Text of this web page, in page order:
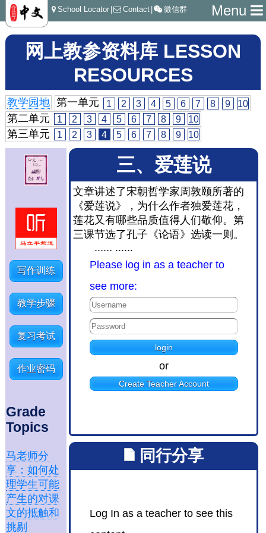
Menu
School Locator Contact 微信群
网上教参资料库 LESSON
RESOURCES
教学园地 第一单元 1 2 3 4 5 6 7 8 9 10
第二单元 1 2 3 4 5 6 7 8 9 10
第三单元 1 2 3 4 5 6 7 8 9 10
写作训练
教学步骤
复习考试
作业密码
Grade
Topics
马老师分
享：如何处
理学生可能
产生的对课
文的抵触和
挑剔
三、爱莲说
文章讲述了宋朝哲学家周敦颐所著的
《爱莲说》，为什么作者独爱莲花，
莲花又有哪些品质值得人们敬仰。第
三课节选了孔子《论语》选读一则。
...... ......
Please log in as a teacher to
see more:
or
Create Teacher Account
同行分享
Log In as a teacher to see this